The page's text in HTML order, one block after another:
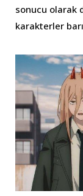
sonucu olarak
karakterler